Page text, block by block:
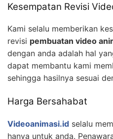
Kesempatan Revisi
Kami selalu memberikan
revisi pembuatan video
dengan anda adalah hal
dapat membantu kami
sehingga hasilnya sesuai
Harga Bersahabat
Videoanimasi.id selalu
hanya untuk anda.